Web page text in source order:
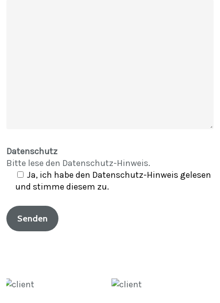
Datenschutz
Bitte lese den Datenschutz-Hinweis.
Ja, ich habe den Datenschutz-Hinweis gelesen
und stimme diesem zu.